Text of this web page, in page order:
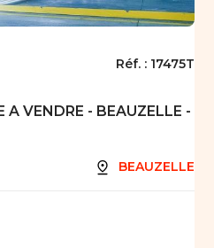
Réf. : 17475T
VENDRE - BEAUZELLE -
BEAUZELLE